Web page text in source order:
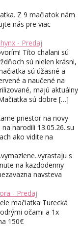
Z 9 mačiatok nám
nás pre viac
- Predaj
Títo chalani sú
sú nielen krásni,
sú úžasné a
a naučené na
majú aktuálny
sú dobre […]
priestor na novy
narodili 13.05.26..su
ako vidite na
s
na kazdodenny
navsteva
- Predaj
mačiatka Turecká
očami a 1x
150€